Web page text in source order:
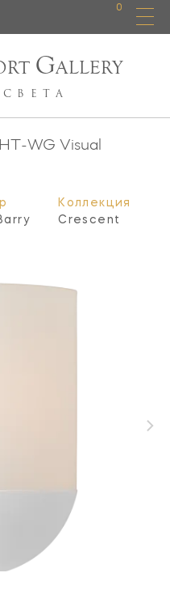
0
GALLERY
СВЕТА
WG Visual
Коллекция
Crescent